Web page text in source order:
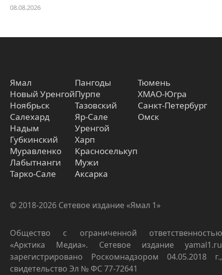
08.08.2026
Ямал
Новый Уренгой
Ноябрьск
Салехард
Надым
Губкинский
Муравленко
Лабытнанги
Тарко-Сале
Пангоды
Пурпе
Тазовский
Яр-Сале
Уренгой
Харп
Красноселькуп
Мужи
Аксарка
Тюмень
ХМАО-Югра
Санкт-Петербург
Омск
© 2018-2026 Сетевое издание «Ямал 1»
Общество с ограниченной ответственностью
«Арктика Медиа». Сетевое издание yamal1.ru
зарегистрировано Роскомнадзором 04.05.2018 г.,
свидетельство Эл № ФС 77-72641